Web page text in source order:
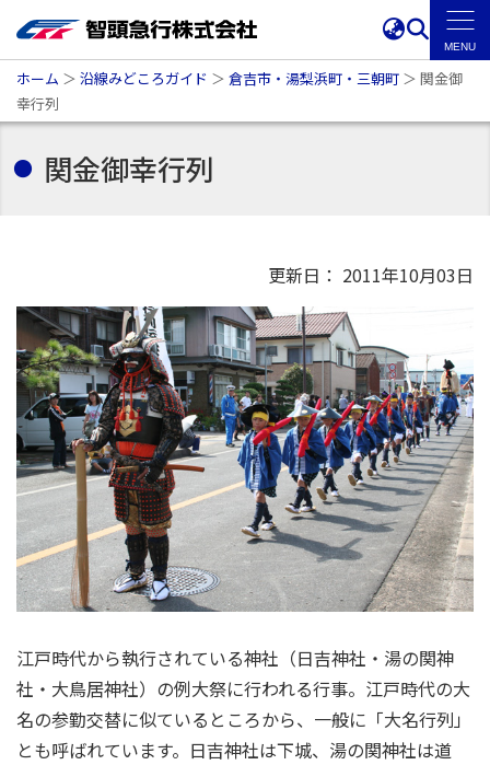
ホーム ＞ 沿線みどころガイド ＞ 倉吉市・湯梨浜町・三朝町 ＞ 関金御
幸行列
関金御幸行列
更新日： 2011年10月03日
江戸時代から執行されている神社（日吉神社・湯の関神
社・大鳥居神社）の例大祭に行われる行事。江戸時代の大
名の参勤交替に似ているところから、一般に「大名行列」
とも呼ばれています。日吉神社は下城、湯の関神社は道